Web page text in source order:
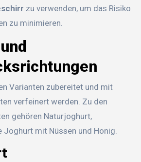
zu verwenden, um das Risiko
zu minimieren.
Varianten zubereitet und mit
verfeinert werden. Zu den
gehören Naturjoghurt,
mit Nüssen und Honig.